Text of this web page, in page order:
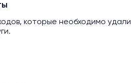
которые необходимо